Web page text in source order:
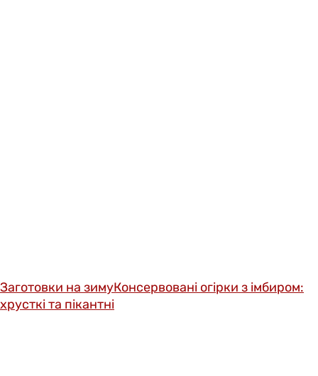
Заготовки на зимуКонсервовані огірки з імбиром:
хрусткі та пікантні